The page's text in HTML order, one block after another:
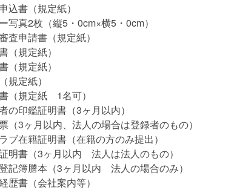
込書（規定紙）
写真2枚（縦5・0cm×横5・0cm）
査申請書（規定紙）
（規定紙）
（規定紙）
規定紙）
（規定紙 1名可）
の印鑑証明書（3ヶ月以内）
（3ヶ月以内、法人の場合は登録者のもの）
ブ在籍証明書（在籍の方のみ提出）
明書（3ヶ月以内 法人は法人のもの）
記簿謄本（3ヶ月以内 法人の場合のみ）
歴書（会社案内等）